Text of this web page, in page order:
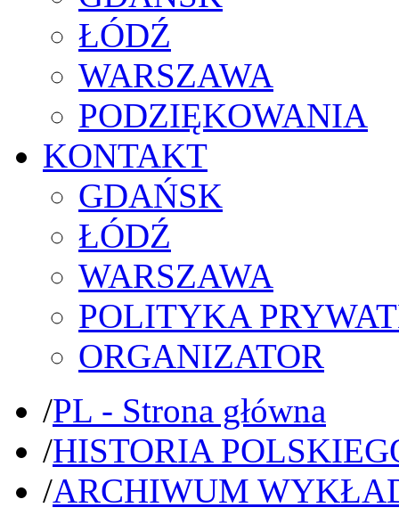
ŁÓDŹ
WARSZAWA
PODZIĘKOWANIA
KONTAKT
GDAŃSK
ŁÓDŹ
WARSZAWA
POLITYKA
ORGANIZATOR
/PL - Strona główna
/HISTORIA
/ARCHIWUM